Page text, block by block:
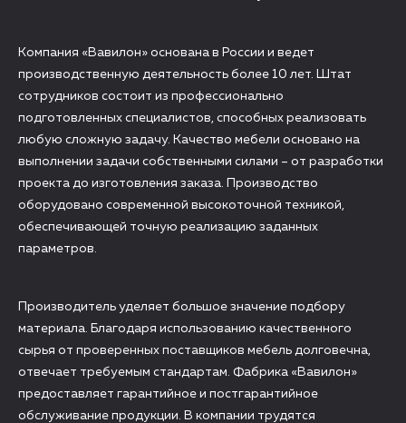
Компания «Вавилон» основана в России и ведет
производственную деятельность более 10 лет. Штат
сотрудников состоит из профессионально
подготовленных специалистов, способных реализовать
любую сложную задачу. Качество мебели основано на
выполнении задачи собственными силами – от разработки
проекта до изготовления заказа. Производство
оборудовано современной высокоточной техникой,
обеспечивающей точную реализацию заданных
параметров.
Производитель уделяет большое значение подбору
материала. Благодаря использованию качественного
сырья от проверенных поставщиков мебель долговечна,
отвечает требуемым стандартам. Фабрика «Вавилон»
предоставляет гарантийное и постгарантийное
обслуживание продукции. В компании трудятся